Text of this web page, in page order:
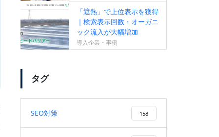
すべての作業がオールインワン
「SEO対策」のキーワードで弊
社がSEO順位1位になりまし
「遮熱」で上位表示を獲得
｜検索表示回数・オーガニ
ック流入が大幅増加
導入企業・事例
タグ
SEO対策 158